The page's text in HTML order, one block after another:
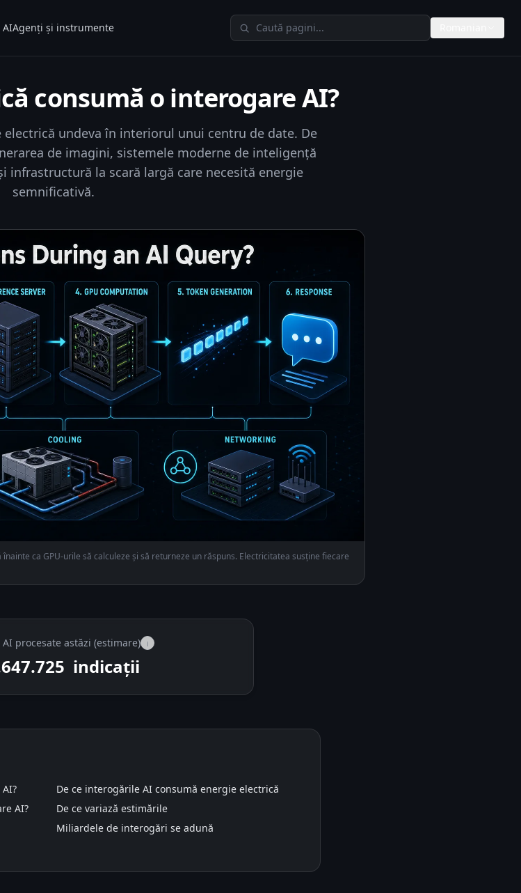
AIAgenți și instrumente Caută în TheAIMeters
consumă o interogare AI?
undeva în interiorul unui centru de date. De
de imagini, sistemele moderne de inteligență
infrastructură la scară largă care necesită energie
semnificativă.
ca GPU-urile să calculeze și să returneze un răspuns. Electricitatea susține fiecare
procesate astăzi (estimare) i
indicații
De ce interogările AI consumă energie electrică
AI?
De ce variază estimările
Miliardele de interogări se adună